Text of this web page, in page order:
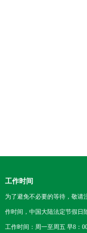
工作时间
为了避免不必要的等待，敬请
作时间，中国大陆法定节假日
工作时间：周一至周五 早8：